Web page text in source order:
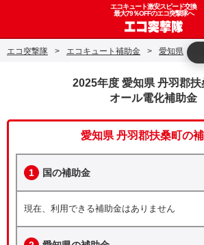
エコキュート激安スピード交換
最大79％OFFのエコ突撃隊へ
エコ突撃隊 > エコキュート補助金 > 愛知県
2025年度 愛知県 丹羽郡扶
オール電化補助金
愛知県 丹羽郡扶桑町の
1 国の補助金
現在、利用できる補助金はありません